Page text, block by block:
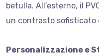
betulla. All’esterno, il
un contrasto sofisticato
Personalizzazione e